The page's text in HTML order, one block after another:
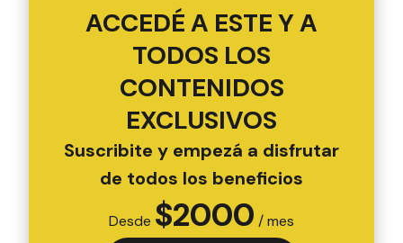
ACCEDÉ A ESTE Y A
TODOS LOS
CONTENIDOS
EXCLUSIVOS
Suscribite y empezá a disfrutar
de todos los beneficios
Desde $2000 / mes